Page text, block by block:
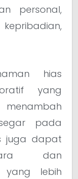
personal,
hias
yang
pada
juga dapat
dan
yang lebih